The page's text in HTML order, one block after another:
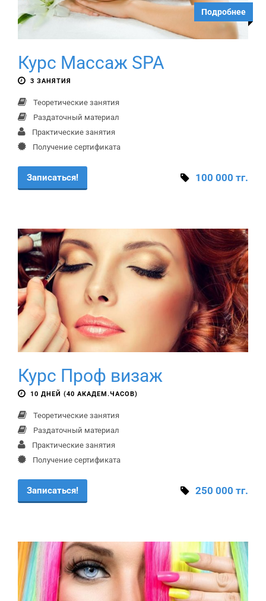
Подробнее
Курс Массаж SPA
3 ЗАНЯТИЯ
Теоретические занятия
Раздаточный материал
Практические занятия
Получение сертификата
Записаться! 100 000 тг.
Курс Проф визаж
10 ДНЕЙ (40 АКАДЕМ.ЧАСОВ)
Теоретические занятия
Раздаточный материал
Практические занятия
Получение сертификата
Записаться! 250 000 тг.